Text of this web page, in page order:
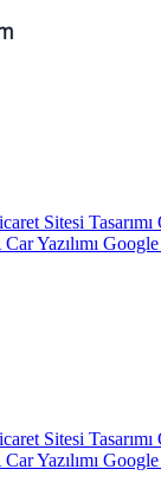
Sitesi Tasarımı
Yazılımı
Sitesi Tasarımı
Yazılımı